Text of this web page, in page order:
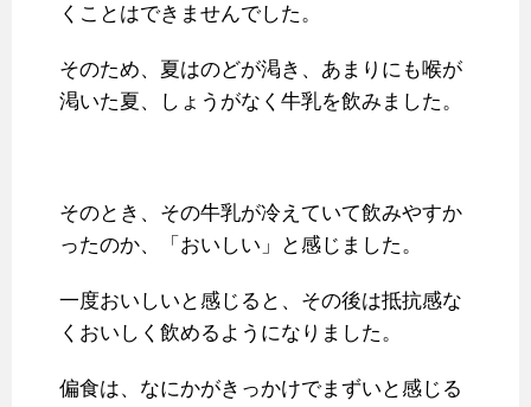
くことはできませんでした。
そのため、夏はのどが渇き、あまりにも喉が
渇いた夏、しょうがなく牛乳を飲みました。
そのとき、その牛乳が冷えていて飲みやすか
ったのか、「おいしい」と感じました。
一度おいしいと感じると、その後は抵抗感な
くおいしく飲めるようになりました。
偏食は、なにかがきっかけでまずいと感じる